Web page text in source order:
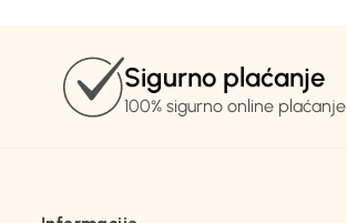
Sigurno plaćanje
100% sigurno online plaćanje